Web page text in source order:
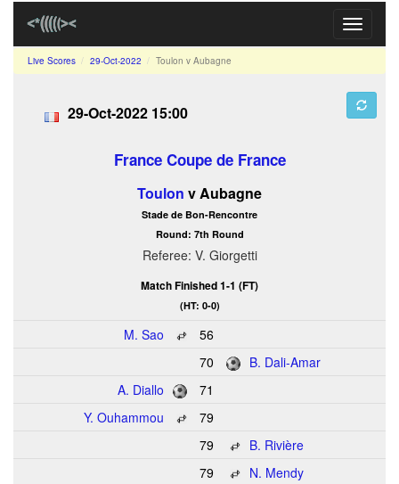
Toggle
Live Scores 29-Oct-2022 Toulon v Aubagne
29-Oct-2022 15:00
France Coupe de France
Toulon v Aubagne
Stade de Bon-Rencontre
Round: 7th Round
Referee: V. Giorgetti
Match Finished 1-1 (FT)
(HT: 0-0)
M. Sao
56
70
B. Dali-Amar
A. Diallo
71
Y. Ouhammou
79
79
B. Rivière
79
N. Mendy